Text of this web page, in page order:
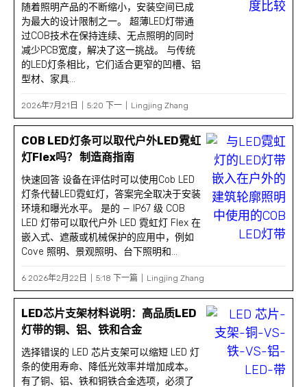
随着照明产品的不断缩小，安装空间已成
为最大的设计限制之一。 超薄LED灯带通
过COB技术在保持连续、无点照明的同时
减少PCB宽度，解决了这一挑战。 与传统
的LED灯条相比，它们适合更窄的凹槽、铝
型材、家具...
2026年7月21日 5:20 下一 Lingjing Zhang
COB LED灯条可以取代户外LED霓虹
灯Flex吗？ 制造商指南
快速回答 设备在评估时可以使用Cob LED
灯条代替LED霓虹灯，答案完全取决于安装
环境和曝光水平。 是的 — IP67 级 COB
LED 灯带可以取代户外 LED 霓虹灯 Flex 在
嵌入式、遮蔽或机械保护的应用中，例如
Cove 照明、景观照明、台下照明和...
6 2026年2月22日 5:18 下一篇 Lingjing Zhang
LED芯片支架材料说明：高品质LED
灯带的铜、铝、铁和合金
选择错误的 LED 芯片支架可以缩短 LED 灯
条的使用寿命、降低光效率并增加成本。
有了铜、铝、铁和铜铁合金选项，必须了